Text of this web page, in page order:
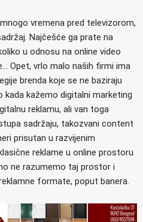
vremena pred televizorom,
Najčešće ga prate na
u odnosu na online video
Opet, vrlo malo naših firmi ima
brenda koje se ne baziraju
kada kažemo digitalni marketing
reklamu, ali van toga
sadržaju, takozvani content
prisutan u razvijenim
reklame u online prostoru
ne razumemo taj prostor i
formate, poput banera.